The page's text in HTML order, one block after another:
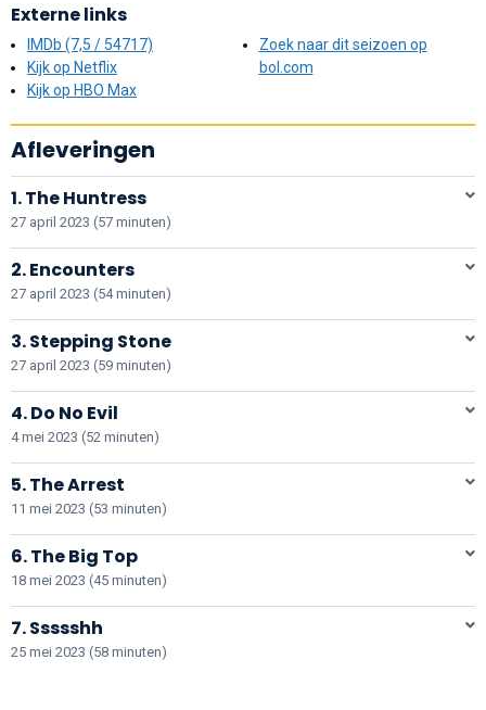
Externe links
IMDb (7,5 / 54717)
Kijk op Netflix
Kijk op HBO Max
Zoek naar dit seizoen op
bol.com
Afleveringen
1. The Huntress
27 april 2023 (57 minuten)
2. Encounters
27 april 2023 (54 minuten)
3. Stepping Stone
27 april 2023 (59 minuten)
4. Do No Evil
4 mei 2023 (52 minuten)
5. The Arrest
11 mei 2023 (53 minuten)
6. The Big Top
18 mei 2023 (45 minuten)
7. Ssssshh
25 mei 2023 (58 minuten)